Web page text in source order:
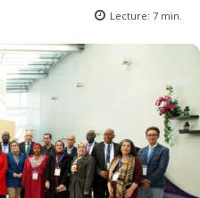
Lecture: 7 min.